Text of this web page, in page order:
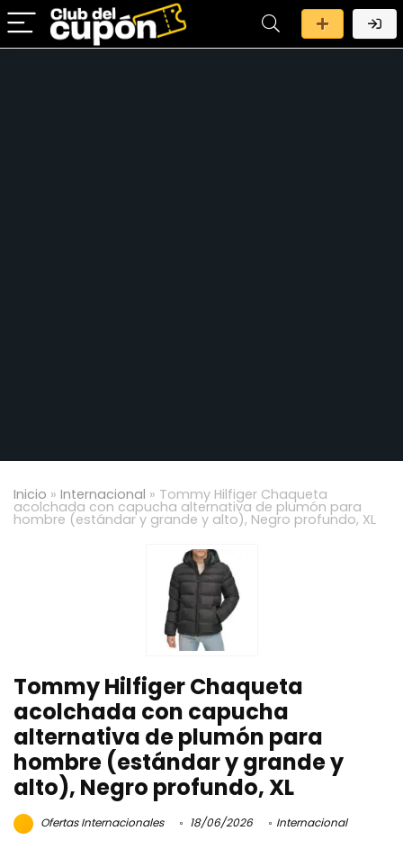
Inicio » Internacional » Tommy Hilfiger Chaqueta
acolchada con capucha alternativa de plumón para
hombre (estándar y grande y alto), Negro profundo, XL
Tommy Hilfiger Chaqueta
acolchada con capucha
alternativa de plumón para
hombre (estándar y grande y
alto), Negro profundo, XL
Ofertas Internacionales 18/06/2026 Internacional